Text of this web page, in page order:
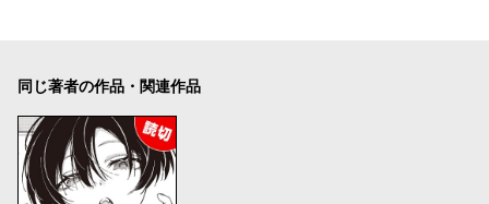
同じ著者の作品・関連作品